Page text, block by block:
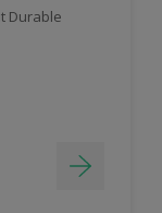
Durable